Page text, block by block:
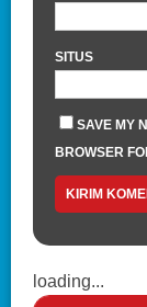
SITUS
SAVE MY
BROWSER
loading...